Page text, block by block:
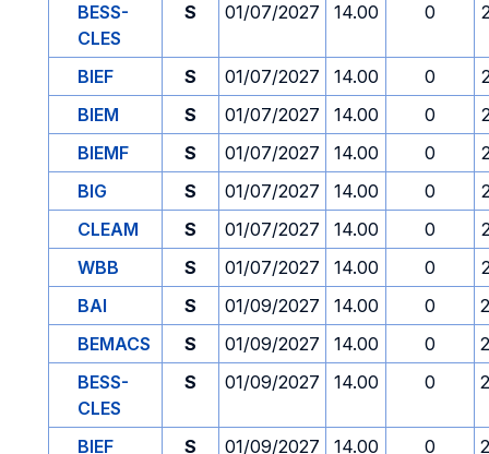
BESS-
CLES
S 01/07/2027 14.00 0
BIEF S 01/07/2027 14.00 0
BIEM
S 01/07/2027 14.00 0
BIEMF
S 01/07/2027 14.00 0
BIG
S 01/07/2027 14.00 0
CLEAM
S 01/07/2027 14.00 0
WBB
S 01/07/2027 14.00 0
BAI
S 01/09/2027 14.00 0
BEMACS
S 01/09/2027 14.00 0
BESS-
CLES
S 01/09/2027 14.00 0
BIEF S 01/09/2027 14.00 0